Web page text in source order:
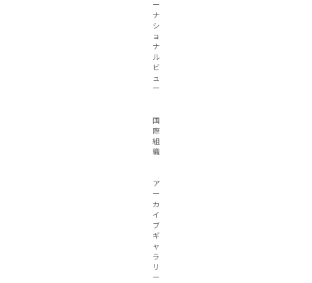
ー
ナ
シ
ョ
ナ
ル
ビ
ュ
ー
国
際
組
織
ア
ー
カ
イ
ブ
ギ
ャ
ラ
リ
ー